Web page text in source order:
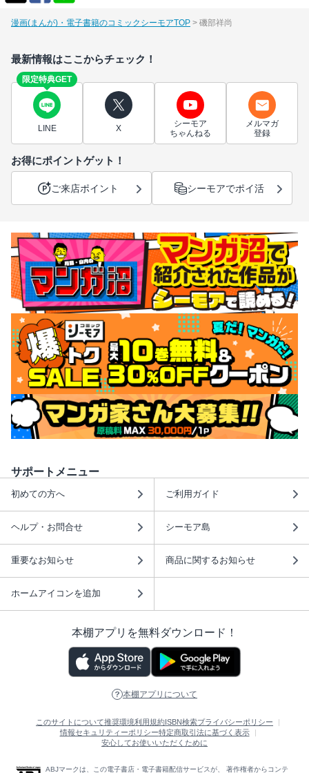
漫画(まんが)・電子書籍のコミックシーモアTOP 磯部祥尚
最新情報はここからチェック！
限定特典GET
LINE X
シーモア
ちゃんねる
メルマガ
登録
お得にポイントゲット！
ご来店ポイント シーモアでポイ活
サポートメニュー
初めての方へ ご利用ガイド
ヘルプ・お問合せ シーモア島
重要なお知らせ 商品に関するお知らせ
ホームアイコンを追加
本棚アプリを無料ダウンロード！
本棚アプリについて
このサイトについて推奨環境利用規約 ISBN検索プライバシーポリシー
情報セキュリティーポリシー特定商取引法に基づく表示
安心してお使いいただくために
ABJマークは、この電子書店・電子書籍配信サービスが、 著作権者からコンテ